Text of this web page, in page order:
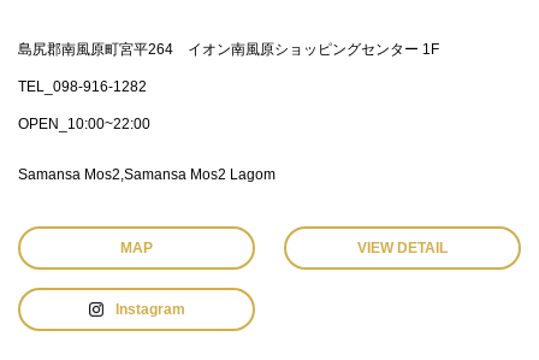
島尻郡南風原町宮平264 イオン南風原ショッピングセンター 1F
TEL_098-916-1282
OPEN_10:00~22:00
Samansa Mos2 Samansa Mos2 Lagom
MAP VIEW DETAIL
Instagram